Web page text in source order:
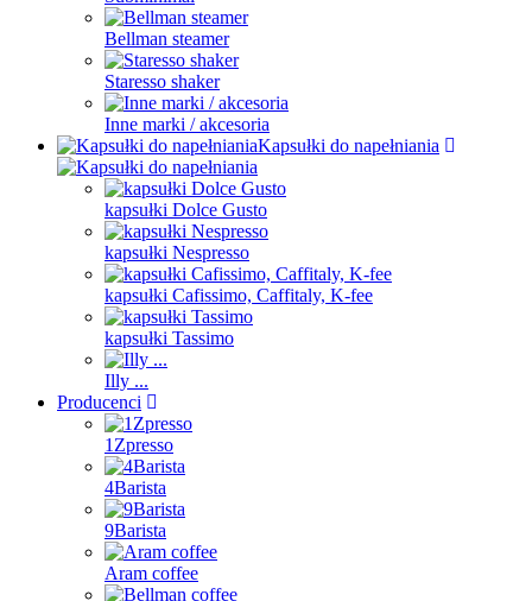
Bellman steamer
Staresso shaker
Inne marki / akcesoria
Kapsułki do napełniania
kapsułki Dolce Gusto
kapsułki Nespresso
kapsułki Cafissimo, Caffitaly, K-fee
kapsułki Tassimo
Illy ...
Producenci
1Zpresso
4Barista
9Barista
Aram coffee